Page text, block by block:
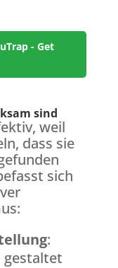
- Get
sind
weil
dass sie
sich
:
gestaltet